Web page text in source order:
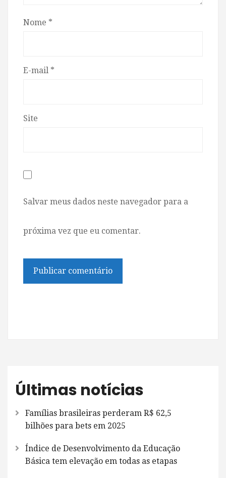
Nome *
E-mail *
Site
Salvar meus dados neste navegador para a
próxima vez que eu comentar.
Últimas notícias
Famílias brasileiras perderam R$ 62,5
bilhões para bets em 2025
Índice de Desenvolvimento da Educação
Básica tem elevação em todas as etapas